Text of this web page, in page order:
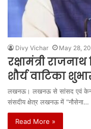
Divy Vichar May 28,
रक्षामंत्री
शौर्य वाटिका
लखनऊ। लखनऊ से सांसद एवं
संसदीय क्षेत्र लखनऊ में “नौसेना…
Read More »